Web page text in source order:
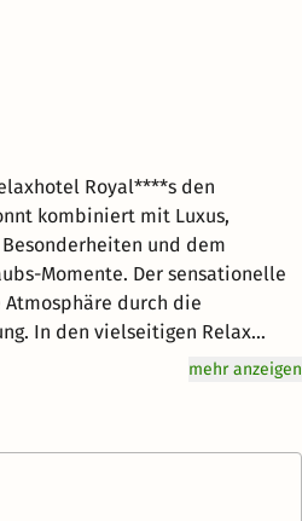
Royal****s den
und dem
sensationelle
durch die
In den vielseitigen Relax
in Reichweite fällt es leicht, zur
und sich rundum
Ischl schmecken die Bio-
mehr anzeigen